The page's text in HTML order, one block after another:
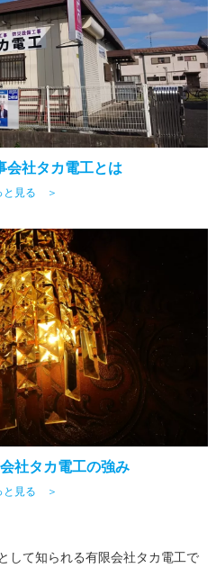
会社タカ電工とは
と見る ＞
社タカ電工の強み
と見る ＞
して知られる有限会社タカ電工で